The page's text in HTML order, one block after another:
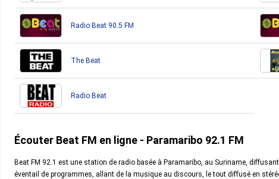
Radio Beat 90.5 FM
The Beat
Radio Beat
Écouter Beat FM en ligne - Paramaribo 92.1 FM
Beat FM 92.1 est une station de radio basée à Paramaribo, au Suriname,
éventail de programmes, allant de la musique au discours, le tout diffusé en